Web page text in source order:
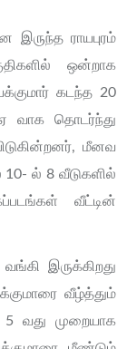
இருந்த ராயபுரம்
ஒன்றாக
கடந்த 20
வாக தொடர்ந்து
மீனவ
10- ல் 8 வீடுகளில்
வீட்டின்
இருக்கிறது
வீழ்த்தும்
வது முறையாக